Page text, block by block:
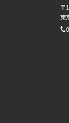
〒
東